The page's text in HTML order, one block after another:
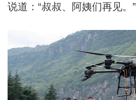
说道：“叔叔、阿姨们再见。”